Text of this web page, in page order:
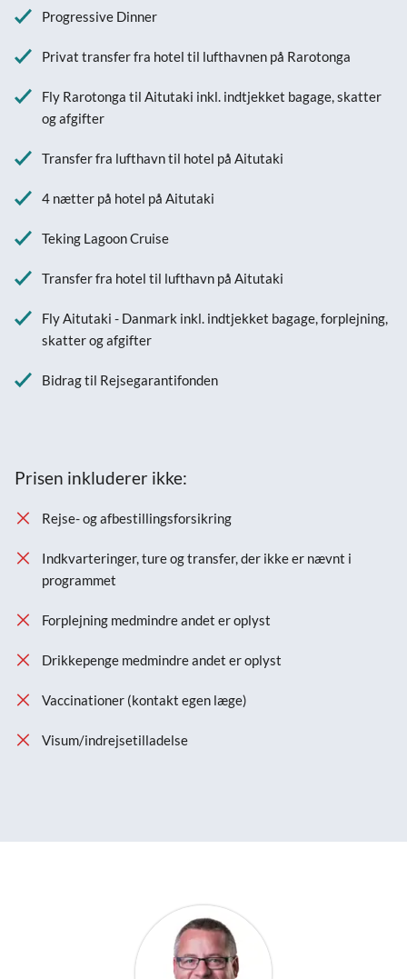
Progressive Dinner
Privat transfer fra hotel til lufthavnen på Rarotonga
Fly Rarotonga til Aitutaki inkl. indtjekket bagage, skatter
og afgifter
Transfer fra lufthavn til hotel på Aitutaki
4 nætter på hotel på Aitutaki
Teking Lagoon Cruise
Transfer fra hotel til lufthavn på Aitutaki
Fly Aitutaki - Danmark inkl. indtjekket bagage, forplejning,
skatter og afgifter
Bidrag til Rejsegarantifonden
Prisen inkluderer ikke:
Rejse- og afbestillingsforsikring
Indkvarteringer, ture og transfer, der ikke er nævnt i
programmet
Forplejning medmindre andet er oplyst
Drikkepenge medmindre andet er oplyst
Vaccinationer (kontakt egen læge)
Visum/indrejsetilladelse